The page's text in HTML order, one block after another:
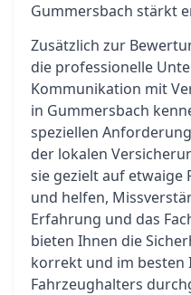
Gummersbach stärkt
Zusätzlich zur
die professionelle
Kommunikation mit
in Gummersbach
speziellen
der lokalen
sie gezielt auf etwaige
und helfen,
Erfahrung und das
bieten Ihnen die
korrekt und im besten
Fahrzeughalters